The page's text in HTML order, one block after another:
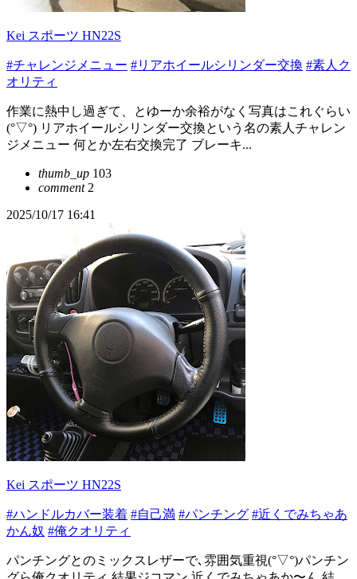
Kei スポーツ HN22S
#チャレンジメニュー #リアホイールシリンダー交換 #素人ク
オリティ
作業に熱中し過ぎて、とゆーか余裕がなく写真はこれぐらい
(°▽°) リアホイールシリンダー交換という名の素人チャレン
ジメニュー 何とか左右交換完了 ブレーキ...
thumb_up 103
comment2
2025/10/17 16:41
Kei スポーツ HN22S
#ハンドルカバー装着 #自己満 #パンチング #近くでみちゃあ
かん奴 #俺クオリティ
パンチングとのミックスレザーで､雰囲気重視(°▽°)パンチン